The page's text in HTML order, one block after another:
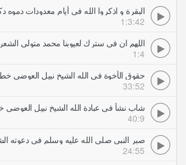
1:3:42
اللهم ان في سترك لعيوبنا محمد متولي
1:4
33:52
40:9
24:55